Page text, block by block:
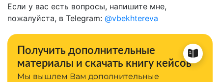
Если у вас есть вопросы, напишите мне,
пожалуйста, в Telegram: @vbekhtereva
Получить дополнительные
материалы и скачать книгу кейсов
Мы вышлем Вам дополнительные